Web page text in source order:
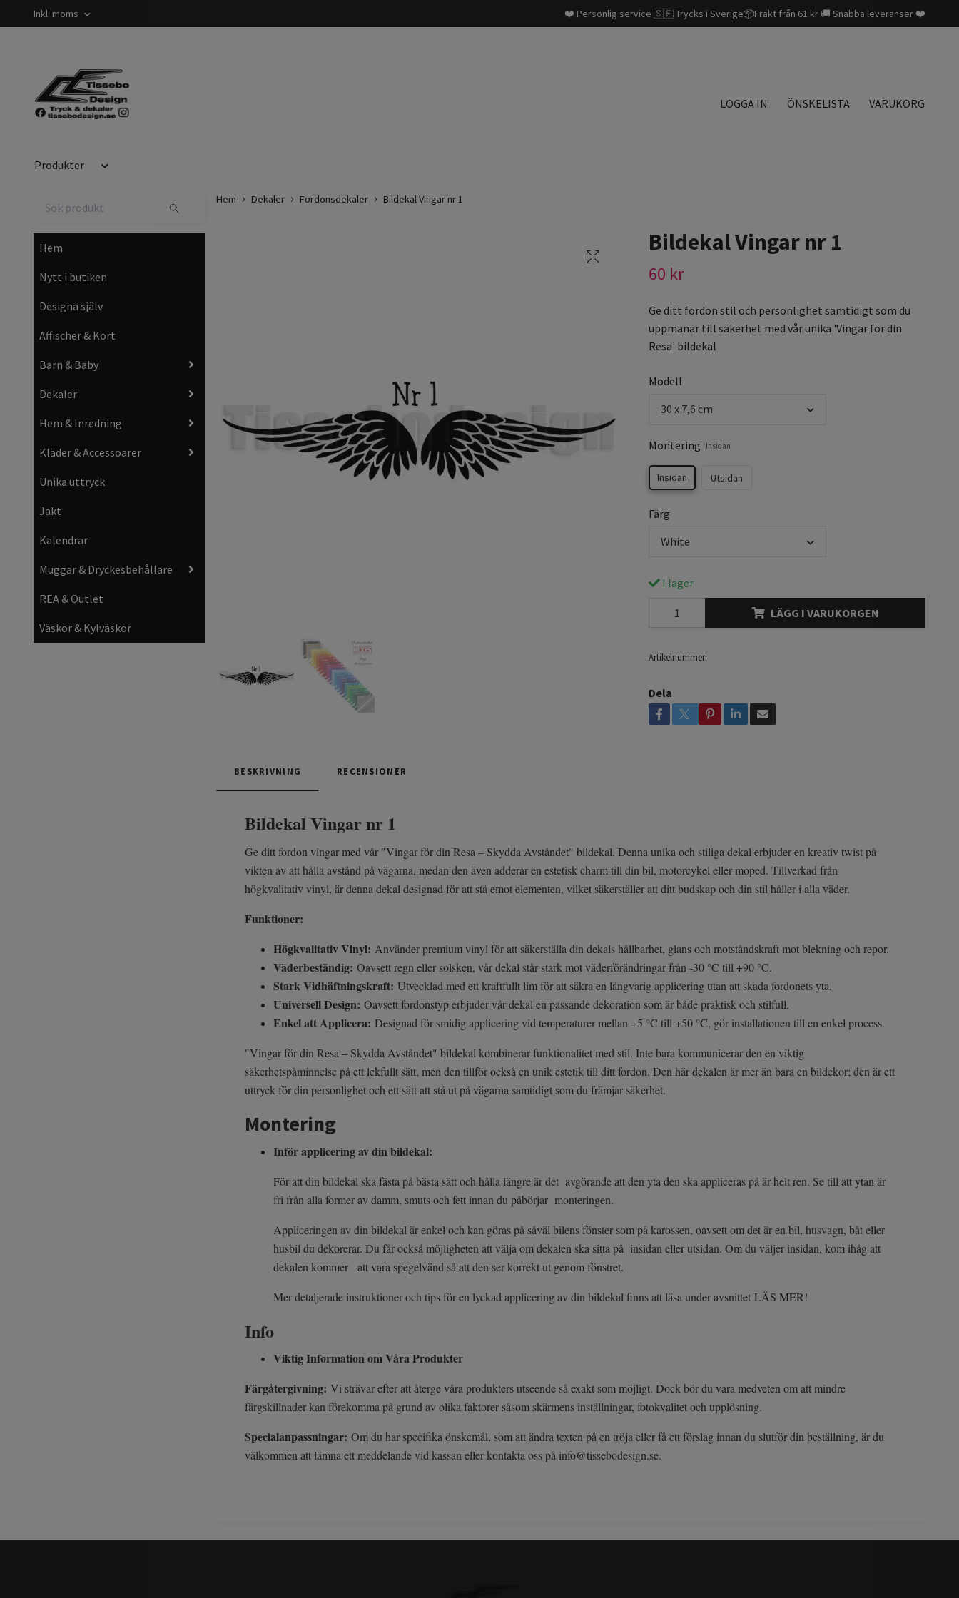
Inkl. moms ❤️ Personlig service 🇸🇪 Trycks i Sverige📦Frakt från 61 kr 🚚 Snabba leveranser ❤️
LOGGA IN ÖNSKELISTA VARUKORG
Produkter
Hem
Nytt i butiken
Designa själv
Affischer & Kort
Barn & Baby
Dekaler
Hem & Inredning
Kläder & Accessoarer
Unika uttryck
Jakt
Kalendrar
Muggar & Dryckesbehållare
REA & Outlet
Väskor & Kylväskor
Hem Dekaler Fordonsdekaler Bildekal Vingar nr 1
Bildekal Vingar nr 1
60 kr
Ge ditt fordon stil och personlighet samtidigt som du
uppmanar till säkerhet med vår unika 'Vingar för din
Resa' bildekal
Modell
30 x 7,6 cm
Montering Insidan
Insidan Utsidan
Färg
White
I lager
LÄGG I VARUKORGEN
Artikelnummer:
Dela
BESKRIVNING RECENSIONER
Bildekal Vingar nr 1
Ge ditt fordon vingar med vår "Vingar för din Resa – Skydda Avståndet" bildekal. Denna unika och stiliga dekal erbjuder en kreativ twist på
vikten av att hålla avstånd på vägarna, medan den även adderar en estetisk charm till din bil, motorcykel eller moped. Tillverkad från
högkvalitativ vinyl, är denna dekal designad för att stå emot elementen, vilket säkerställer att ditt budskap och din stil håller i alla väder.
Funktioner:
Högkvalitativ Vinyl: Använder premium vinyl för att säkerställa din dekals hållbarhet, glans och motståndskraft mot blekning och repor.
Väderbeständig: Oavsett regn eller solsken, vår dekal står stark mot väderförändringar från -30 °C till +90 °C.
Stark Vidhäftningskraft: Utvecklad med ett kraftfullt lim för att säkra en långvarig applicering utan att skada fordonets yta.
Universell Design: Oavsett fordonstyp erbjuder vår dekal en passande dekoration som är både praktisk och stilfull.
Enkel att Applicera: Designad för smidig applicering vid temperaturer mellan +5 °C till +50 °C, gör installationen till en enkel process.
"Vingar för din Resa – Skydda Avståndet" bildekal kombinerar funktionalitet med stil. Inte bara kommunicerar den en viktig
säkerhetspåminnelse på ett lekfullt sätt, men den tillför också en unik estetik till ditt fordon. Den här dekalen är mer än bara en bildekor; den är ett
uttryck för din personlighet och ett sätt att stå ut på vägarna samtidigt som du främjar säkerhet.
Montering
Inför applicering av din bildekal:
För att din bildekal ska fästa på bästa sätt och hålla längre är det avgörande att den yta den ska appliceras på är helt ren. Se till att ytan är
fri från alla former av damm, smuts och fett innan du påbörjar monteringen.
Appliceringen av din bildekal är enkel och kan göras på såväl bilens fönster som på karossen, oavsett om det är en bil, husvagn, båt eller
husbil du dekorerar. Du får också möjligheten att välja om dekalen ska sitta på insidan eller utsidan. Om du väljer insidan, kom ihåg att
dekalen kommer att vara spegelvänd så att den ser korrekt ut genom fönstret.
Mer detaljerade instruktioner och tips för en lyckad applicering av din bildekal finns att läsa under avsnittet LÄS MER!
Info
Viktig Information om Våra Produkter
Färgåtergivning: Vi strävar efter att återge våra produkters utseende så exakt som möjligt. Dock bör du vara medveten om att mindre
färgskillnader kan förekomma på grund av olika faktorer såsom skärmens inställningar, fotokvalitet och upplösning.
Specialanpassningar: Om du har specifika önskemål, som att ändra texten på en tröja eller få ett förslag innan du slutför din beställning, är du
välkommen att lämna ett meddelande vid kassan eller kontakta oss på info@tissebodesign.se.